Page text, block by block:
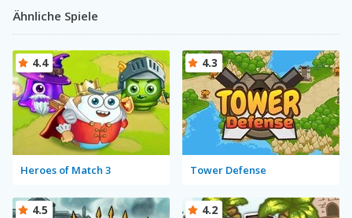
Ähnliche Spiele
Heroes of Match 3
4.4
Tower Defense
4.3
4.5 4.2